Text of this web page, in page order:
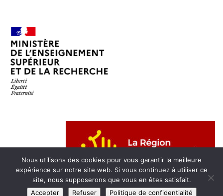
Nous utilisons des cookies pour vous garantir la meilleure
expérience sur notre site web. Si vous continuez à utiliser ce
site, nous supposerons que vous en êtes satisfait.
Accepter
Refuser Politique de confidentialité